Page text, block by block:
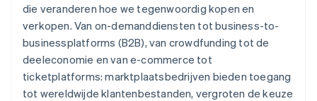
die veranderen hoe we tegenwoordig kopen en
verkopen. Van on-demanddiensten tot business-to-
businessplatforms (B2B), van crowdfunding tot de
deeleconomie en van e-commerce tot
ticketplatforms: marktplaatsbedrijven bieden toegang
tot wereldwijde klantenbestanden, vergroten de keuze